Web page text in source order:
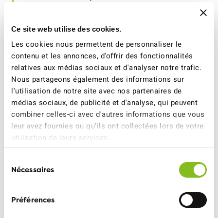
Ce site web utilise des cookies.
Les cookies nous permettent de personnaliser le
contenu et les annonces, d'offrir des fonctionnalités
relatives aux médias sociaux et d'analyser notre trafic.
Nous partageons également des informations sur
l'utilisation de notre site avec nos partenaires de
médias sociaux, de publicité et d'analyse, qui peuvent
combiner celles-ci avec d'autres informations que vous
leur avez fournies ou qu'ils ont collectées lors de votre
utilisation de leurs services.
Nécessaires
Préférences
Les Vert.e.s
Médecins en faveur de l'environnement
Mobilité piétonne Suisse
pro natura
pro velo
WWF